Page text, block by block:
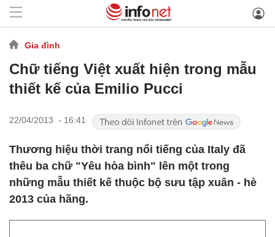
Gia đình
Chữ tiếng Việt xuất hiện trong mẫu
thiết kế của Emilio Pucci
22/04/2013 - 16:41
Thương hiệu thời trang nổi tiếng của Italy đã
thêu ba chữ "Yêu hòa bình" lên một trong
những mẫu thiết kế thuộc bộ sưu tập xuân - hè
2013 của hãng.